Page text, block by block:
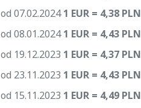
od 07.02.20241 EUR = 4,38 PLN
od 08.01.20241 EUR = 4,43 PLN
od 19.12.2023 1 EUR = 4,37 PLN
od 23.11.2023 1 EUR = 4,43 PLN
od 15.11.2023 1 EUR = 4,49 PLN